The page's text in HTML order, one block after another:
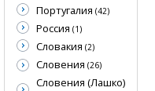
Португалия (42)
Россия (1)
Словакия (2)
Словения (26)
Словения (Лашко)